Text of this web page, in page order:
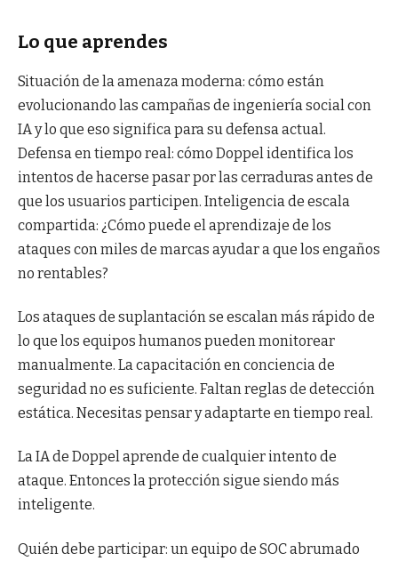
Lo que aprendes
Situación de la amenaza moderna: cómo están
evolucionando las campañas de ingeniería social con
IA y lo que eso significa para su defensa actual.
Defensa en tiempo real: cómo Doppel identifica los
intentos de hacerse pasar por las cerraduras antes de
que los usuarios participen. Inteligencia de escala
compartida: ¿Cómo puede el aprendizaje de los
ataques con miles de marcas ayudar a que los engaños
no rentables?
Los ataques de suplantación se escalan más rápido de
lo que los equipos humanos pueden monitorear
manualmente. La capacitación en conciencia de
seguridad no es suficiente. Faltan reglas de detección
estática. Necesitas pensar y adaptarte en tiempo real.
La IA de Doppel aprende de cualquier intento de
ataque. Entonces la protección sigue siendo más
inteligente.
Quién debe participar: un equipo de SOC abrumado